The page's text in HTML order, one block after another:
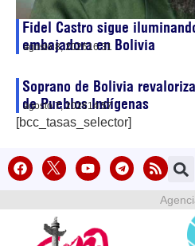
Fidel Castro sigue
embajadora en Bolivia
agosto 8, 202616:31
Soprano de Bolivia
de Pueblos Indígenas
agosto 7, 202614:57
[bcc_tasas_selector]